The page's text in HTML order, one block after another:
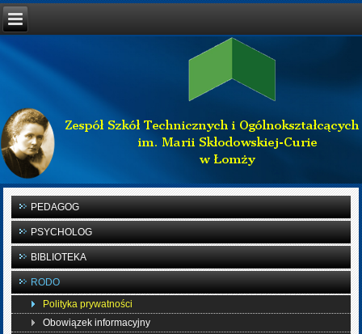
PEDAGOG
PSYCHOLOG
BIBLIOTEKA
RODO
Polityka prywatności
Obowiązek informacyjny